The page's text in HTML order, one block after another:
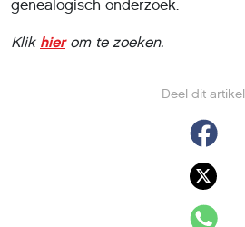
Deel dit artikel
genealogisch onderzoek.
Klik hierom te zoeken.